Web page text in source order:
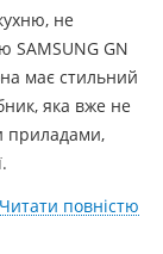
не
SAMSUNG GN
має стильний
яка вже не
приладами,
Читати повністю